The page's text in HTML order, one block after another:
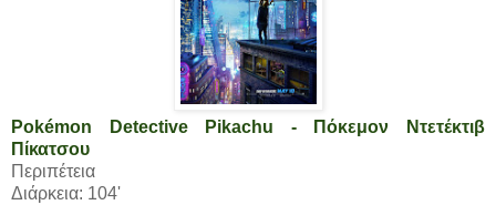
Pokémon Detective Pikachu - Πόκεμον Ντετέκτιβ
Πίκατσου
Περιπέτεια
Διάρκεια: 104'